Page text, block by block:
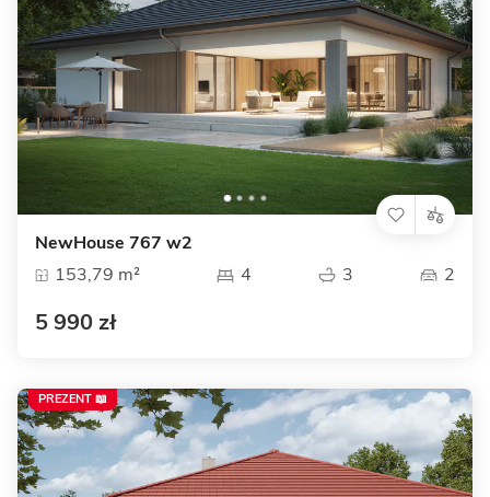
NewHouse 767 w2
153,79 m²
4 3 2
5 990 zł
PREZENT 📖